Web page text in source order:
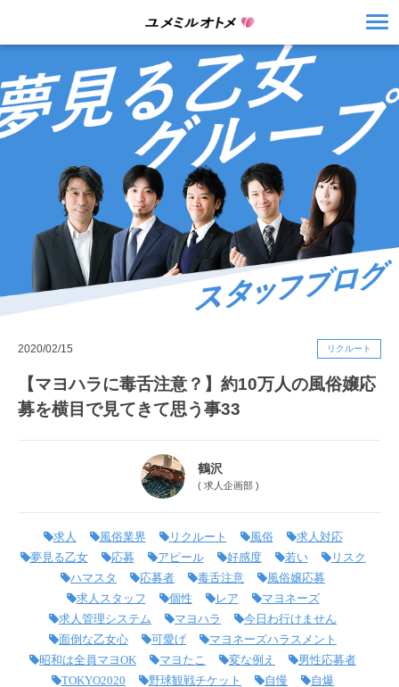
2020/02/15 リクルート
【マヨハラに毒舌注意？】約10万人の風俗嬢応
募を横目で見てきて思う事33
鶴沢
( 求人企画部)
求人 風俗業界 リクルート 風俗
求人対応
夢見る乙女
応募 アピール 好感度 若い
リスク
ハマスタ
応募者 毒舌注意
風俗嬢応募
求人スタッフ
個性 レア
マヨネーズ
求人管理システム
マヨハラ
今日わ行けません
面倒な乙女心
可愛げ
マヨネーズハラスメント
昭和は全員マヨOK
マヨたこ 変な例え
男性応募者
TOKYO2020
野球観戦チケット 自慢 自爆